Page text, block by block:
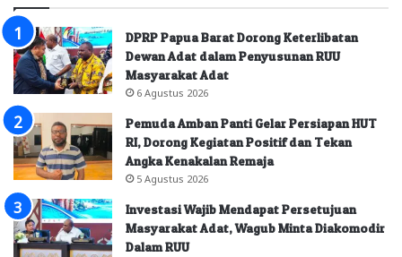
DPRP Papua Barat Dorong Keterlibatan
Dewan Adat dalam Penyusunan RUU
Masyarakat Adat
6 Agustus 2026
Pemuda Amban Panti Gelar Persiapan HUT
RI, Dorong Kegiatan Positif dan Tekan
Angka Kenakalan Remaja
5 Agustus 2026
Investasi Wajib Mendapat Persetujuan
Masyarakat Adat, Wagub Minta Diakomodir
Dalam RUU